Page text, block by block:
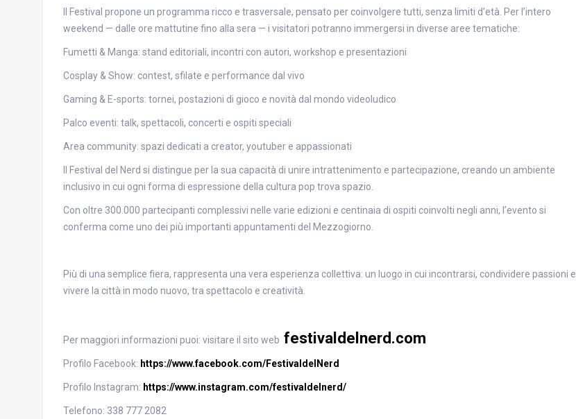
Il Festival propone un programma ricco e trasversale, pensato per coinvolgere tutti, senza limiti d’età. Per l’intero
weekend — dalle ore mattutine fino alla sera — i visitatori potranno immergersi in diverse aree tematiche:
Fumetti & Manga: stand editoriali, incontri con autori, workshop e presentazioni
Cosplay & Show: contest, sfilate e performance dal vivo
Gaming & E-sports: tornei, postazioni di gioco e novità dal mondo videoludico
Palco eventi: talk, spettacoli, concerti e ospiti speciali
Area community: spazi dedicati a creator, youtuber e appassionati
Il Festival del Nerd si distingue per la sua capacità di unire intrattenimento e partecipazione, creando un ambiente
inclusivo in cui ogni forma di espressione della cultura pop trova spazio.
Con oltre 300.000 partecipanti complessivi nelle varie edizioni e centinaia di ospiti coinvolti negli anni, l’evento si
conferma come uno dei più importanti appuntamenti del Mezzogiorno.
Più di una semplice fiera, rappresenta una vera esperienza collettiva: un luogo in cui incontrarsi, condividere passioni e
vivere la città in modo nuovo, tra spettacolo e creatività.
Per maggiori informazioni puoi: visitare il sito web festivaldelnerd.com
Profilo Facebook: https://www.facebook.com/FestivaldelNerd
Profilo Instagram: https://www.instagram.com/festivaldelnerd/
Telefono: 338 777 2082